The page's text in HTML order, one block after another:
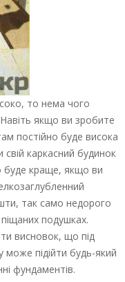
то нема чого
якщо ви зробите
постійно буде висока
каркасний будинок
буде краще, якщо ви
так само недорого
подушках.
висновок, що під
може підійти будь-який
фундаментів.